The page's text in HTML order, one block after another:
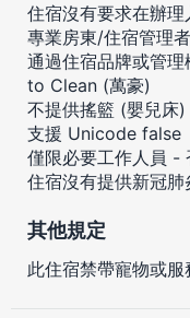
住宿沒有要求在辦
專業房東/住宿管理者
通過住宿品牌或管
to Clean (萬豪)
不提供搖籃 (嬰兒床)
支援 Unicode false
僅限必要工作人員 -
住宿沒有提供新冠
其他規定
此住宿禁帶寵物或服